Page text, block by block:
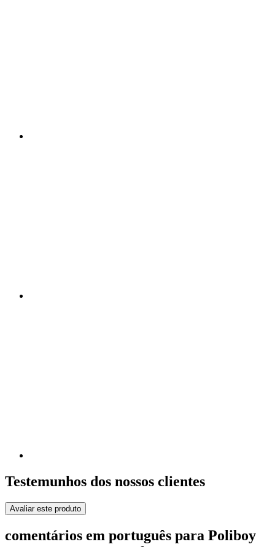
Testemunhos dos nossos clientes
Avaliar este produto
comentários em português para Poliboy